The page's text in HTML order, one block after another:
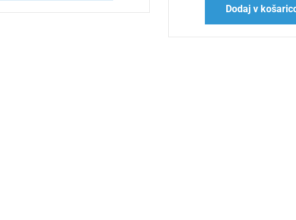
Dodaj v